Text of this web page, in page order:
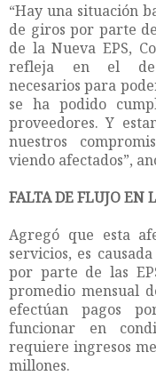
“Hay una situación
de giros por parte
de la Nueva EPS,
refleja en el
necesarios para
se ha podido
proveedores. Y
nuestros
viendo afectados”,
FALTA DE FLUJO EN
Agregó que esta
servicios, es
por parte de las
promedio mensual
efectúan pagos
funcionar en
requiere ingresos
millones.